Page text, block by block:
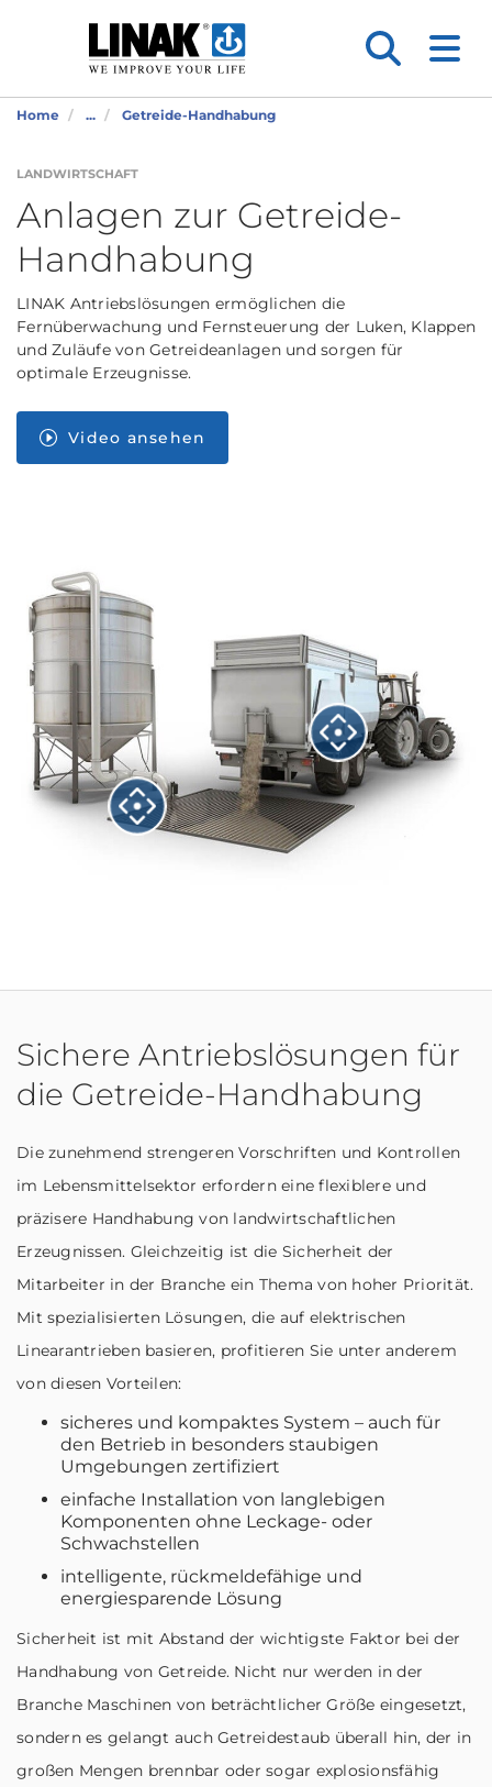
Home ... Getreide-Handhabung
LANDWIRTSCHAFT
Anlagen zur Getreide-
Handhabung
LINAK Antriebslösungen ermöglichen die
Fernüberwachung und Fernsteuerung der Luken, Klappen
und Zuläufe von Getreideanlagen und sorgen für
optimale Erzeugnisse.
Video ansehen
Sichere Antriebslösungen für
die Getreide-Handhabung
Die zunehmend strengeren Vorschriften und Kontrollen
im Lebensmittelsektor erfordern eine flexiblere und
präzisere Handhabung von landwirtschaftlichen
Erzeugnissen. Gleichzeitig ist die Sicherheit der
Mitarbeiter in der Branche ein Thema von hoher Priorität.
Mit spezialisierten Lösungen, die auf elektrischen
Linearantrieben basieren, profitieren Sie unter anderem
von diesen Vorteilen:
sicheres und kompaktes System – auch für
den Betrieb in besonders staubigen
Umgebungen zertifiziert
einfache Installation von langlebigen
Komponenten ohne Leckage- oder
Schwachstellen
intelligente, rückmeldefähige und
energiesparende Lösung
Sicherheit ist mit Abstand der wichtigste Faktor bei der
Handhabung von Getreide. Nicht nur werden in der
Branche Maschinen von beträchtlicher Größe eingesetzt,
sondern es gelangt auch Getreidestaub überall hin, der in
großen Mengen brennbar oder sogar explosionsfähig